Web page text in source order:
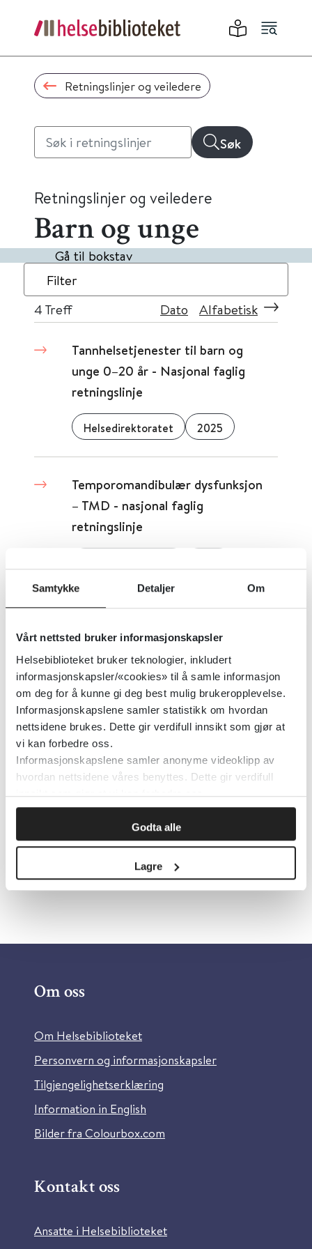
Samtykke Detaljer Om
Vårt nettsted bruker informasjonskapsler
Helsebiblioteket bruker teknologier, inkludert
informasjonskapsler/«cookies» til å samle informasjon
om deg for å kunne gi deg best mulig brukeropplevelse.
Informasjonskapslene samler statistikk om hvordan
nettsidene brukes. Dette gir verdifull innsikt som gjør at
vi kan forbedre oss.
Informasjonskapslene samler anonyme videoklipp av
hvordan nettsidene våres benyttes. Dette gir verdifull
innsikt som gjør at vi kan forbedre oss.
Godta alle
Lagre
Retningslinjer og veiledere
Søk
Retningslinjer og veiledere
Barn og unge
Gå til bokstav
Filter
4 Treff Dato Alfabetisk
Tannhelsetjenester til barn og
unge 0–20 år - Nasjonal faglig
retningslinje
Helsedirektoratet 2025
Temporomandibulær dysfunksjon
– TMD - nasjonal faglig
retningslinje
og unge - nasjonal faglig
retningslinje
Helsedirektoratet 2019
Trygt og godt barnehagemiljø
Om oss
Om Helsebiblioteket
Personvern og informasjonskapsler
Tilgjengelighetserklæring
Information in English
Bilder fra Colourbox.com
Kontakt oss
Ansatte i Helsebiblioteket